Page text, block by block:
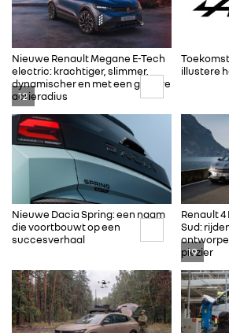
CONTACT
12
Nieuwe Renault Megane E-Tech
electric: krachtiger, slimmer,
dynamischer en met een grotere
actieradius
illustere
Nieuwe Dacia Spring: een naam
die voortbouwt op een
succesverhaal
19
Renault
Sud:
plezier